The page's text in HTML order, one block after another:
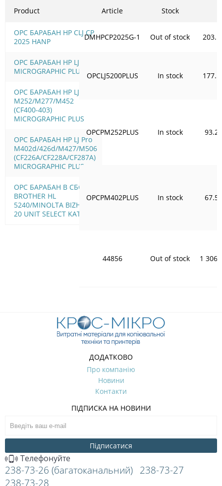
Product
OPC БАРАБАН HP CLJ CP
2025 HANP
OPC БАРАБАН HP LJ 5200
MICROGRAPHIC PLUS
OPC БАРАБАН HP LJ Pro
M252/M277/M452
(CF400-403)
MICROGRAPHIC PLUS
OPC БАРАБАН HP LJ Pro
M402d/426d/M427/M506
(CF226A/CF228A/CF287A)
MICROGRAPHIC PLUS
OPC БАРАБАН В СБОРЕ
BROTHER HL
5240/MINOLTA BIZHUB
20 UNIT SELECT KATUN
Article Stock
DMHPCP2025G-1 Out of stock
OPCLJ5200PLUS In stock
OPCPM252PLUS In stock 93.25
OPCPM402PLUS In stock 67.58
44856 Out of stock 1
ДОДАТКОВО
Про компанію
Новини
Контакти
ПІДПИСКА НА НОВИНИ
Підписатися
Телефонуйте
238-73-26 (багатоканальний) 238-73-27
238-73-28